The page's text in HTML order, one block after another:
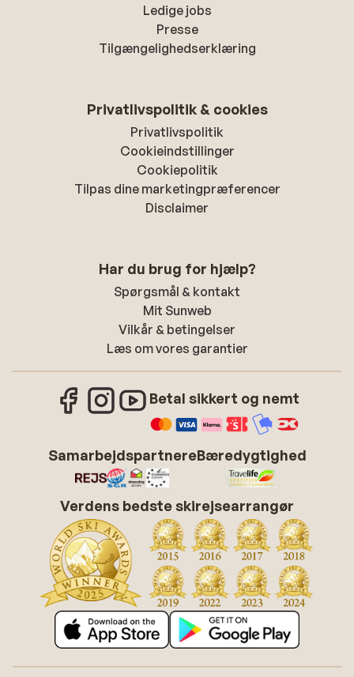
Ledige jobs
Presse
Tilgængelighedserklæring
Privatlivspolitik & cookies
Privatlivspolitik
Cookieindstillinger
Cookiepolitik
Tilpas dine marketingpræferencer
Disclaimer
Har du brug for hjælp?
Spørgsmål & kontakt
Mit Sunweb
Vilkår & betingelser
Læs om vores garantier
Betal sikkert og nemt
SamarbejdspartnereBæredygtighed
Verdens bedste skirejsearrangør